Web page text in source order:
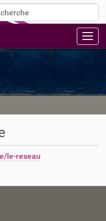
par
avancée…
le-reseau